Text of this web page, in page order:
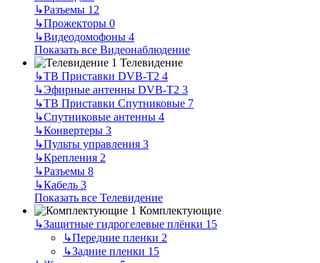
↳Разъемы 12
↳Прожекторы 0
↳Видеодомофоны 4
Показать все Видеонаблюдение
Телевидение
↳ТВ Приставки DVB-T2 4
↳Эфирные антенны DVB-T2 3
↳ТВ Приставки Спутниковые 7
↳Спутниковые антенны 4
↳Конвертеры 3
↳Пульты управления 3
↳Крепления 2
↳Разъемы 8
↳Кабель 3
Показать все Телевидение
Комплектующие
↳Защитные гидрогелевые плёнки 15
↳Передние пленки 2
↳Задние пленки 15